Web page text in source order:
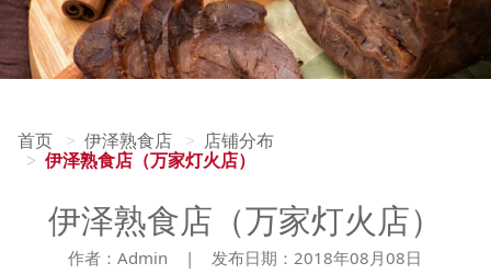
首页 伊泽熟食店
店铺分布
伊泽熟食店（万家灯火店）
伊泽熟食店（万家灯火店）
作者：Admin | 发布日期：2018年08月08日